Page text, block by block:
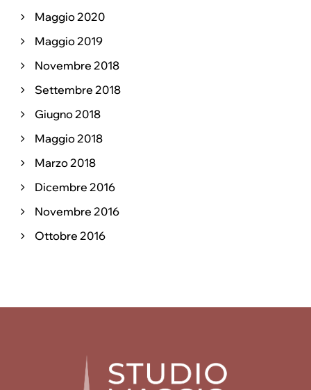
Maggio 2020
Maggio 2019
Novembre 2018
Settembre 2018
Giugno 2018
Maggio 2018
Marzo 2018
Dicembre 2016
Novembre 2016
Ottobre 2016